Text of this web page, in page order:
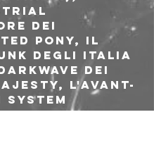
dei
Pony, il
degli Italia
dei
l'avant-
System
il weirdo-